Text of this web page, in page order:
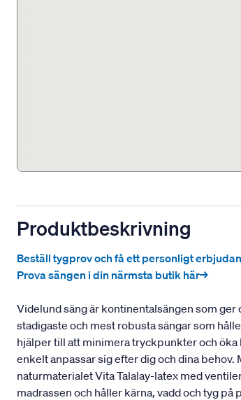
Produktbeskrivning
Beställ tygprov och få ett personligt
Prova sängen i din närmsta butik här→
Videlund säng är kontinentalsängen som
stadigaste och mest robusta sängar som
hjälper till att minimera tryckpunkter och
enkelt anpassar sig efter dig och dina
naturmaterialet Vita Talalay-latex med
madrassen och håller kärna, vadd och tyg på